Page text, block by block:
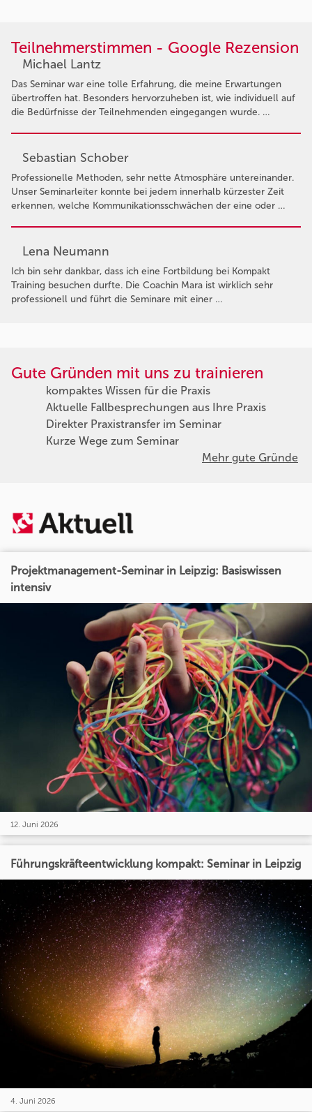
Teilnehmerstimmen - Google Rezension
Michael Lantz
Das Seminar war eine tolle Erfahrung, die meine Erwartungen
übertroffen hat. Besonders hervorzuheben ist, wie individuell auf
die Bedürfnisse der Teilnehmenden eingegangen wurde. …
Sebastian Schober
Professionelle Methoden, sehr nette Atmosphäre untereinander.
Unser Seminarleiter konnte bei jedem innerhalb kürzester Zeit
erkennen, welche Kommunikationsschwächen der eine oder …
Lena Neumann
Ich bin sehr dankbar, dass ich eine Fortbildung bei Kompakt
Training besuchen durfte. Die Coachin Mara ist wirklich sehr
professionell und führt die Seminare mit einer …
Gute Gründen mit uns zu trainieren
kompaktes Wissen für die Praxis
Aktuelle Fallbesprechungen aus Ihre Praxis
Direkter Praxistransfer im Seminar
Kurze Wege zum Seminar
Mehr gute Gründe
Projektmanagement-Seminar in Leipzig: Basiswissen
intensiv
12. Juni 2026
Führungskräfteentwicklung kompakt: Seminar in Leipzig
4. Juni 2026